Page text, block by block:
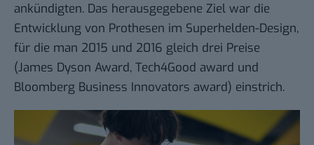
ankündigten. Das herausgegebene Ziel war die
Entwicklung von Prothesen im Superhelden-Design,
für die man 2015 und 2016 gleich drei Preise
(James Dyson Award, Tech4Good award und
Bloomberg Business Innovators award) einstrich.